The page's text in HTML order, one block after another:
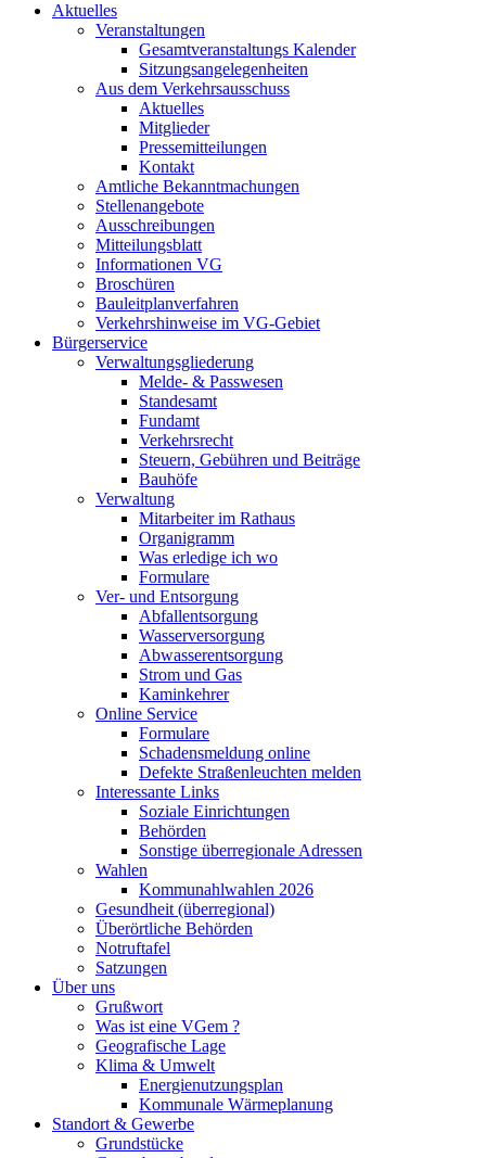
Aktuelles
Veranstaltungen
Gesamtveranstaltungs Kalender
Sitzungsangelegenheiten
Aus dem Verkehrsausschuss
Aktuelles
Mitglieder
Pressemitteilungen
Kontakt
Amtliche Bekanntmachungen
Stellenangebote
Ausschreibungen
Mitteilungsblatt
Informationen VG
Broschüren
Bauleitplanverfahren
Verkehrshinweise im VG-Gebiet
Bürgerservice
Verwaltungsgliederung
Melde- & Passwesen
Standesamt
Fundamt
Verkehrsrecht
Steuern, Gebühren und Beiträge
Bauhöfe
Verwaltung
Mitarbeiter im Rathaus
Organigramm
Was erledige ich wo
Formulare
Ver- und Entsorgung
Abfallentsorgung
Wasserversorgung
Abwasserentsorgung
Strom und Gas
Kaminkehrer
Online Service
Formulare
Schadensmeldung online
Defekte Straßenleuchten melden
Interessante Links
Soziale Einrichtungen
Behörden
Sonstige überregionale Adressen
Wahlen
Kommunahlwahlen 2026
Gesundheit (überregional)
Überörtliche Behörden
Notruftafel
Satzungen
Über uns
Grußwort
Was ist eine VGem ?
Geografische Lage
Klima & Umwelt
Energienutzungsplan
Kommunale Wärmeplanung
Standort & Gewerbe
Grundstücke